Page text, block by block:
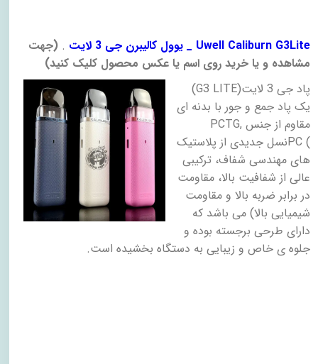
. یوول کالیبرن جی 3 لایت _ Uwell Caliburn G3Lite
)جهت
مشاهده و یا خرید روی اسم یا عکس محصول کلیک کنید(
پاد جی 3 لایت
(G3 LITE)
یک پاد جمع و جور با بدنه ای
مقاوم از جنس PCTG,
PC (نسل جدیدی از پلاستیک
های مهندسی شفاف، ترکیبی
عالی از شفافیت بالا، مقاومت
در برابر ضربه بالا و مقاومت
شیمیایی بالا) می باشد که
دارای طرحی برجسته بوده و
جلوه ی خاص و زیبایی به دستگاه بخشیده است.